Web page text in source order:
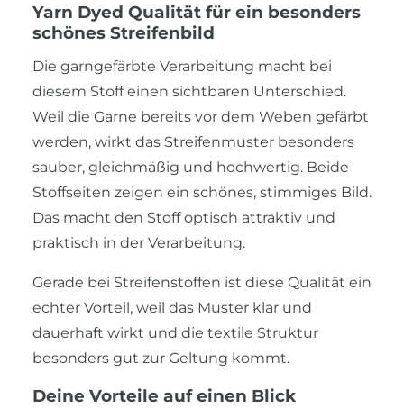
Yarn Dyed Qualität für ein besonders
schönes Streifenbild
Die garngefärbte Verarbeitung macht bei
diesem Stoff einen sichtbaren Unterschied.
Weil die Garne bereits vor dem Weben gefärbt
werden, wirkt das Streifenmuster besonders
sauber, gleichmäßig und hochwertig. Beide
Stoffseiten zeigen ein schönes, stimmiges Bild.
Das macht den Stoff optisch attraktiv und
praktisch in der Verarbeitung.
Gerade bei Streifenstoffen ist diese Qualität ein
echter Vorteil, weil das Muster klar und
dauerhaft wirkt und die textile Struktur
besonders gut zur Geltung kommt.
Deine Vorteile auf einen Blick